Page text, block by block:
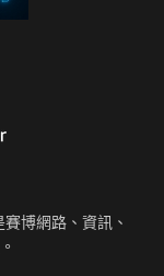
博網路、資訊、